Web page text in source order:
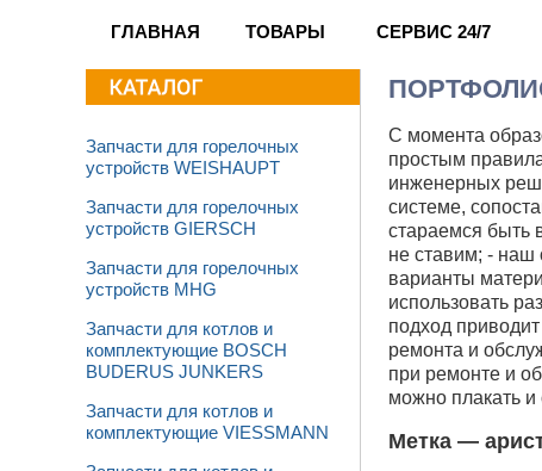
ГЛАВНАЯ ТОВАРЫ СЕРВИС 24/7
Запчасти для горелочных
устройств WEISHAUPT
Запчасти для горелочных
устройств GIERSCH
Запчасти для горелочных
устройств MHG
Запчасти для котлов и
комплектующие BOSCH
BUDERUS JUNKERS
Запчасти для котлов и
комплектующие VIESSMANN
С момента
простым
инженерных
системе,
стараемся быть
не ставим; - наш
варианты
использовать
подход
ремонта и
при ремонте и
можно плакать и
Метка —